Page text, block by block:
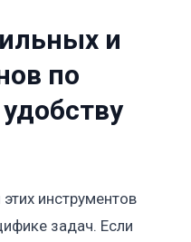
и
по
инструментов
задач. Если